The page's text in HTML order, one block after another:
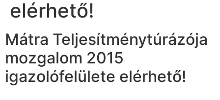
elérhető!
Mátra Teljesítménytúrázója
mozgalom 2015
igazolófelülete elérhető!